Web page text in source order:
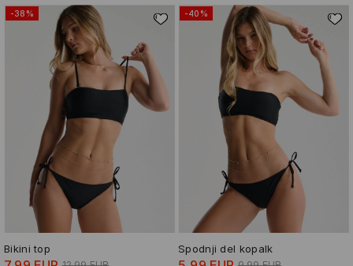
-38%
Bikini top
-40%
Spodnji del kopalk